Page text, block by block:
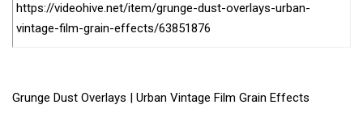
https://videohive.net/item/grunge-dust-overlays-urban-
vintage-film-grain-effects/63851876
Grunge Dust Overlays | Urban Vintage Film Grain Effects